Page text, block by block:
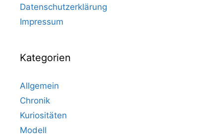
Datenschutzerklärung
Impressum
Kategorien
Allgemein
Chronik
Kuriositäten
Modell